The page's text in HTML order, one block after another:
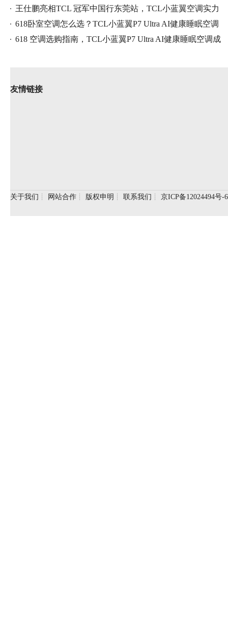
王仕鹏亮相TCL 冠军中国行东莞站，TCL小蓝翼空调实力
圈
618卧室空调怎么选？TCL小蓝翼P7 Ultra AI健康睡眠空调
凭实
618 空调选购指南，TCL小蓝翼P7 Ultra AI健康睡眠空调成
友情链接
关于我们 ┊ 网站合作 ┊ 版权申明 ┊ 联系我们 ┊ 京ICP备12024494号-